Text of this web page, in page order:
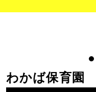
わかば保育園